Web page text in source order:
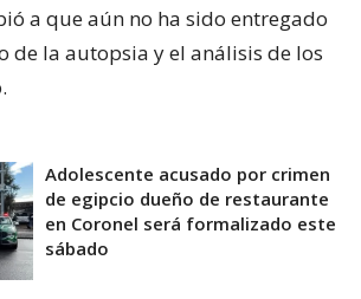
a que aún no ha sido entregado
de la autopsia y el análisis de los
Adolescente acusado por crimen
de egipcio dueño de restaurante
en Coronel será formalizado este
sábado